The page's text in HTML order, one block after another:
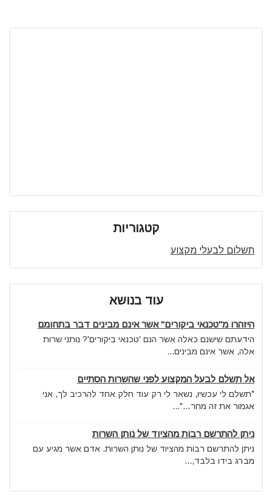
קטגוריות
תשלום לבעלי מקצוע
עוד בנושא
היזהרו מ"טכנאי ביקורים" אשר אינם מבינים דבר בתחומם
הידעתם שישנם כאלה אשר הנם 'טכנאי ביקורים'? נותני שרות
אלה, אשר אינם מבינים...
אל תשלם לבעל המקצוע לפני שהשרות הסתיים
"תשלם לי עכשיו, נשאר לי רק עוד חלק אחד להרכיב לך, אני
אגמור את זה מחר…"...
ניתן להתרשם רבות מהציוד של נותן השרות
ניתן להתרשם רבות מהציוד של נותן השרות. אדם אשר מגיע עם
מברג בידו בלבד,...